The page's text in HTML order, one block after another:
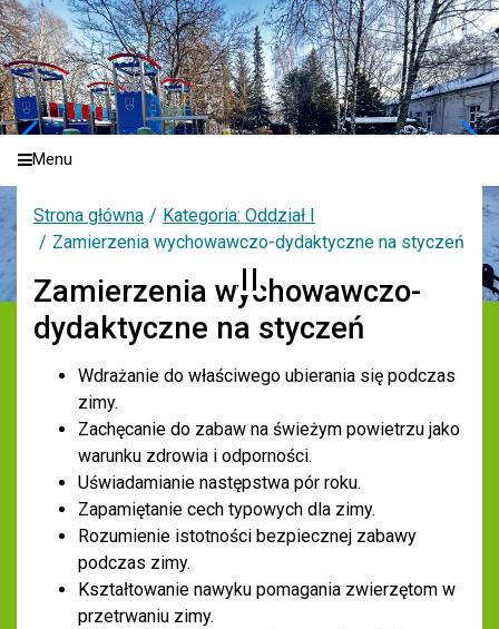
Menu
Strona główna
Kategoria: Oddział I
Zamierzenia wychowawczo-dydaktyczne na styczeń
Zamierzenia wychowawczo-
dydaktyczne na styczeń
Wdrażanie do właściwego ubierania się podczas
zimy.
Zachęcanie do zabaw na świeżym powietrzu jako
warunku zdrowia i odporności.
Uświadamianie następstwa pór roku.
Zapamiętanie cech typowych dla zimy.
Rozumienie istotności bezpiecznej zabawy
podczas zimy.
Kształtowanie nawyku pomagania zwierzętom w
przetrwaniu zimy.